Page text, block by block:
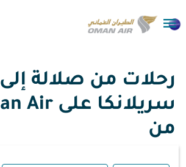

رحلات من صلالة إلى
من